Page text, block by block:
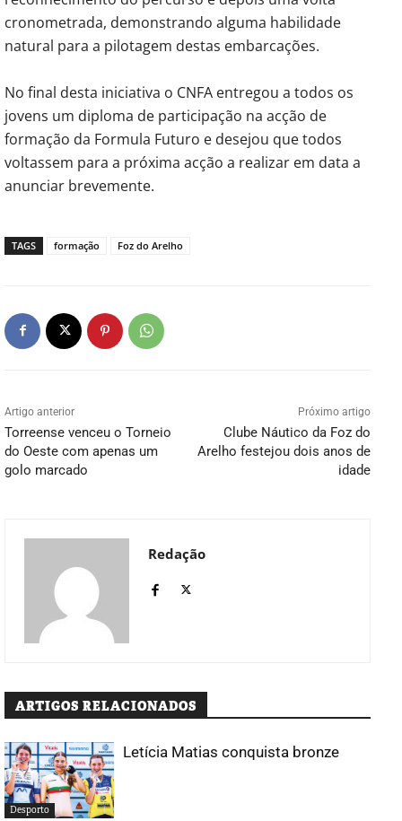
cronometrada, demonstrando alguma habilidade
natural para a pilotagem destas embarcações.
No final desta iniciativa o CNFA entregou a todos os
jovens um diploma de participação na acção de
formação da Formula Futuro e desejou que todos
voltassem para a próxima acção a realizar em data a
anunciar brevemente.
TAGS formação Foz do Arelho
Artigo anterior
Torreense venceu o Torneio
do Oeste com apenas um
golo marcado
Próximo artigo
Clube Náutico da Foz do
Arelho festejou dois anos de
idade
Redação
ARTIGOS RELACIONADOS
Desporto
Letícia Matias conquista bronze